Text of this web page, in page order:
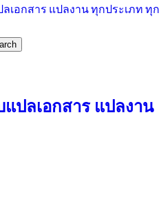
เอกสาร แปลงาน ทุกประเภท ทุก
ปลเอกสาร แปลงาน